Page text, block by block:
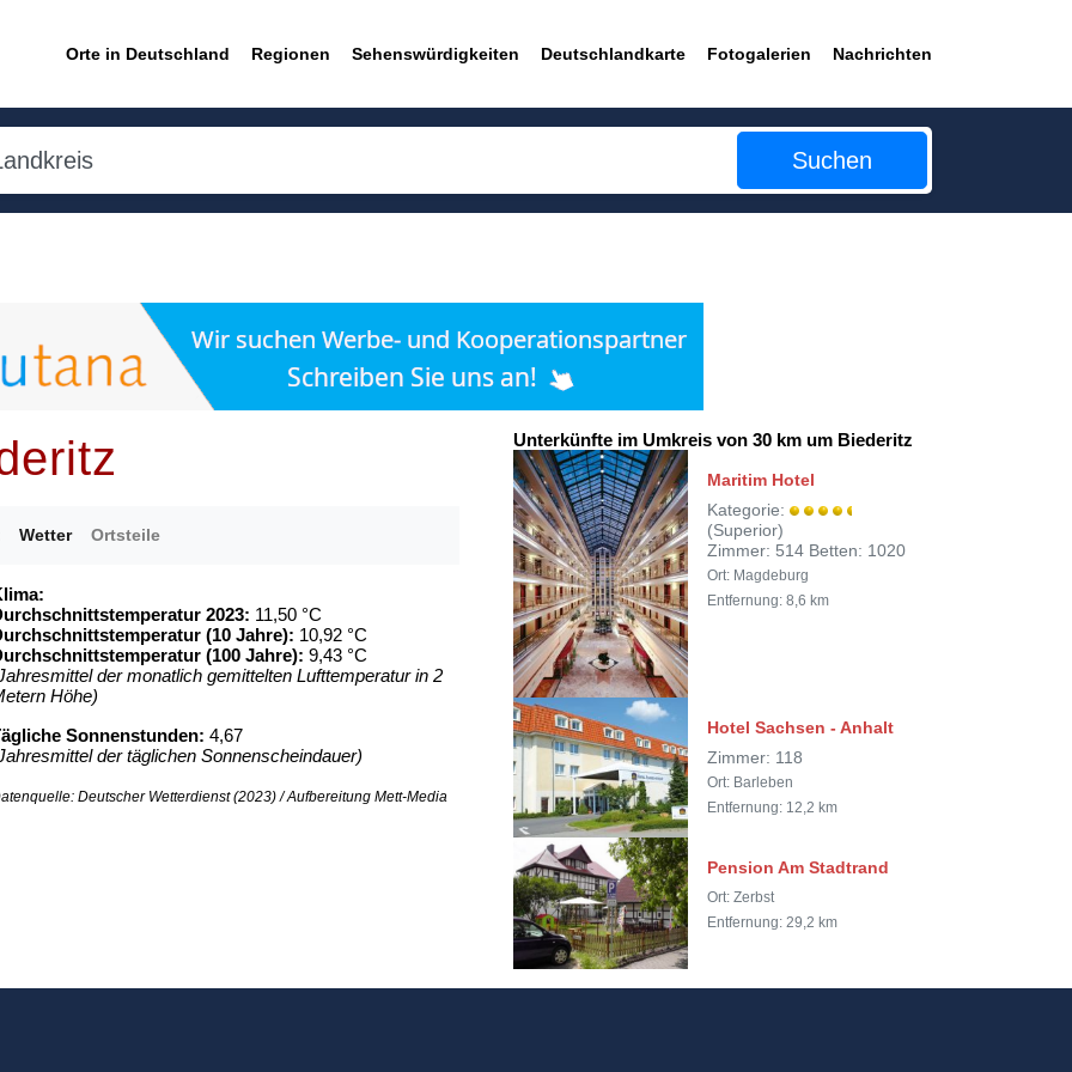
Orte in Deutschland Regionen Sehenswürdigkeiten Deutschlandkarte Fotogalerien Nachrichten
Suchen
Wetter Ortsteile
2023: 11,50 °C
(10 Jahre): 10,92 °C
(100 Jahre): 9,43 °C
der monatlich gemittelten Lufttemperatur in 2
Höhe)
Sonnenstunden: 4,67
der täglichen Sonnenscheindauer)
Deutscher Wetterdienst (2023) / Aufbereitung Mett-Media
Unterkünfte im Umkreis von 30 km um Biederitz
Maritim Hotel
Kategorie:
(Superior)
Zimmer: 514 Betten: 1020
Ort: Magdeburg
Entfernung: 8,6 km
Hotel Sachsen - Anhalt
Zimmer: 118
Ort: Barleben
Entfernung: 12,2 km
Pension Am Stadtrand
Ort: Zerbst
Entfernung: 29,2 km